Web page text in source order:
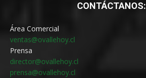
CONTÁCTANOS:
Área Comercial
ventas@ovallehoy.cl
Prensa
director@ovallehoy.cl
prensa@ovallehoy.cl